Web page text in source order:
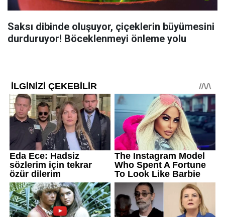
Saksı dibinde oluşuyor, çiçeklerin büyümesini
durduruyor! Böceklenmeyi önleme yolu